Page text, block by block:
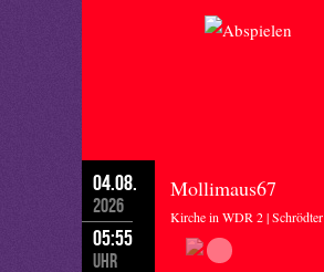
04.08.
2026
05:55
Uhr
Mollimaus67
Kirche in WDR 2 | Schrödter